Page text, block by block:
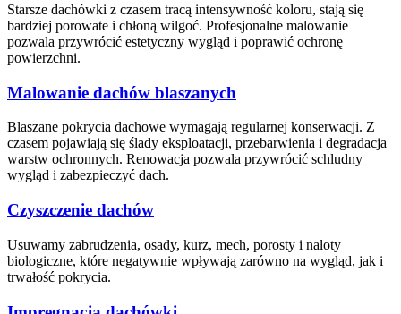
Starsze dachówki z czasem tracą intensywność koloru, stają się
bardziej porowate i chłoną wilgoć. Profesjonalne malowanie
pozwala przywrócić estetyczny wygląd i poprawić ochronę
powierzchni.
Malowanie dachów blaszanych
Blaszane pokrycia dachowe wymagają regularnej konserwacji. Z
czasem pojawiają się ślady eksploatacji, przebarwienia i degradacja
warstw ochronnych. Renowacja pozwala przywrócić schludny
wygląd i zabezpieczyć dach.
Czyszczenie dachów
Usuwamy zabrudzenia, osady, kurz, mech, porosty i naloty
biologiczne, które negatywnie wpływają zarówno na wygląd, jak i
trwałość pokrycia.